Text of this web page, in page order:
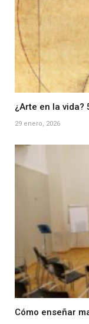
¿Arte en la vida?
29 enero, 2026
Cómo enseñar